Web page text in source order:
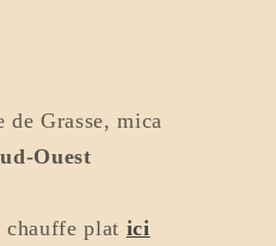
Grasse, mica
Ouest
chauffe plat ici